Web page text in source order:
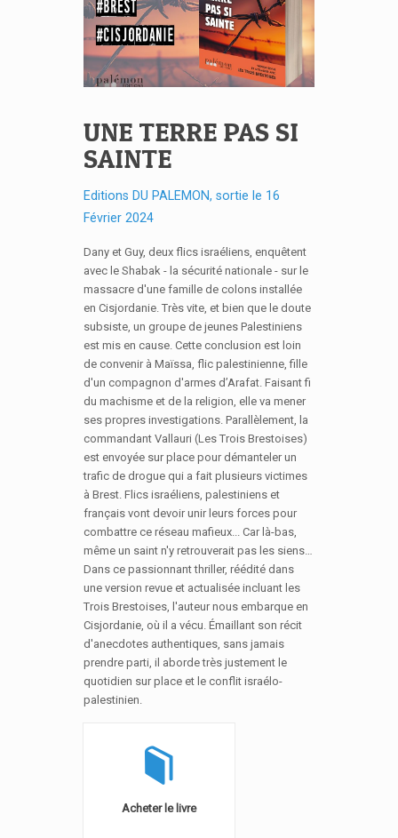
UNE TERRE PAS SI
SAINTE
Editions DU PALEMON, sortie le 16
Février 2024
Dany et Guy, deux flics israéliens, enquêtent
avec le Shabak - la sécurité nationale - sur le
massacre d'une famille de colons installée
en Cisjordanie. Très vite, et bien que le doute
subsiste, un groupe de jeunes Palestiniens
est mis en cause. Cette conclusion est loin
de convenir à Maïssa, flic palestinienne, fille
d'un compagnon d'armes d’Arafat. Faisant fi
du machisme et de la religion, elle va mener
ses propres investigations. Parallèlement, la
commandant Vallauri (Les Trois Brestoises)
est envoyée sur place pour démanteler un
trafic de drogue qui a fait plusieurs victimes
à Brest. Flics israéliens, palestiniens et
français vont devoir unir leurs forces pour
combattre ce réseau mafieux... Car là-bas,
même un saint n'y retrouverait pas les siens…
Dans ce passionnant thriller, réédité dans
une version revue et actualisée incluant les
Trois Brestoises, l'auteur nous embarque en
Cisjordanie, où il a vécu. Émaillant son récit
d'anecdotes authentiques, sans jamais
prendre parti, il aborde très justement le
quotidien sur place et le conflit israélo-
palestinien.
Acheter le livre